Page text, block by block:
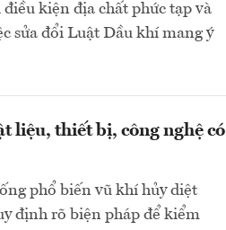
kiện địa chất phức tạp và
sửa đổi Luật Dầu khí mang ý
liệu, thiết bị, công nghệ có
phổ biến vũ khí hủy diệt
định rõ biện pháp để kiểm